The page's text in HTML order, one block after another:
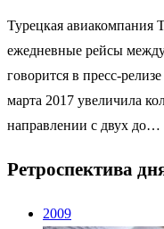
Турецкая авиакомпания
ежедневные рейсы
говорится в пресс-
марта 2017 увеличила
направлении с двух до…
Ретроспектива
2009